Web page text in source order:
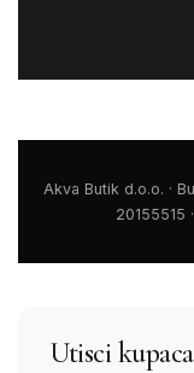
Akva Butik d.o.o. ·
20155515
Utisci kupaca